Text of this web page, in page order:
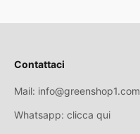
Contattaci
Mail: info@greenshop1.com
Whatsapp: clicca qui